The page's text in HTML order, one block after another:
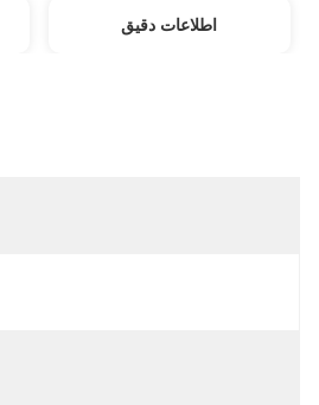
اطلاعات دقیق